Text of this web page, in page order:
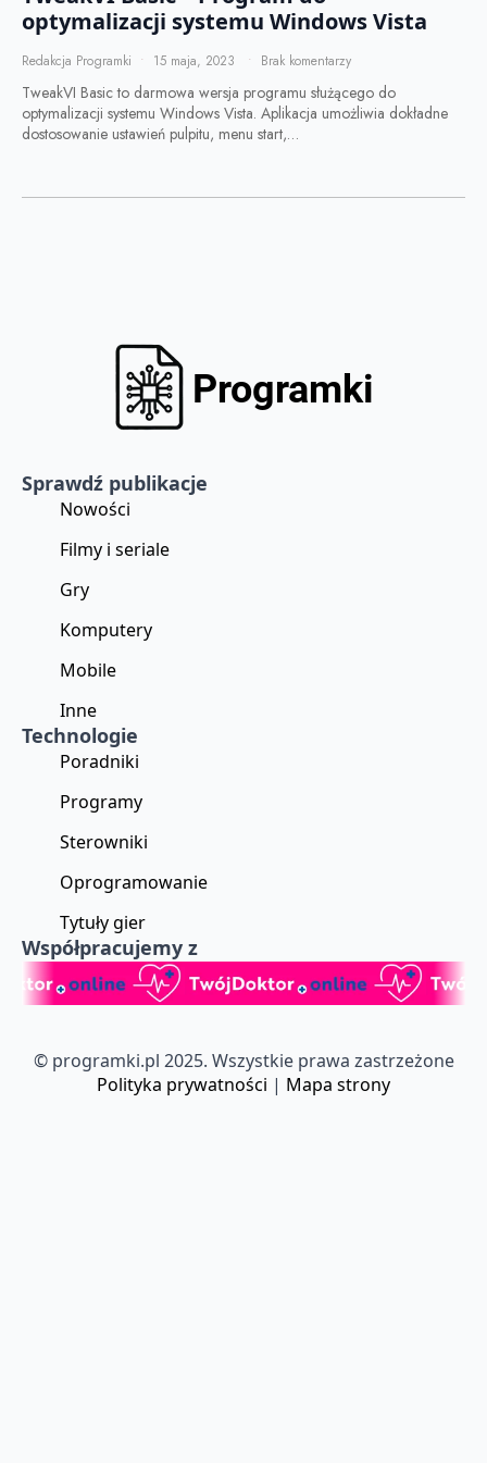
optymalizacji systemu Windows Vista
Redakcja Programki 15 maja, 2023 Brak komentarzy
TweakVI Basic to darmowa wersja programu służącego do
optymalizacji systemu Windows Vista. Aplikacja umożliwia dokładne
dostosowanie ustawień pulpitu, menu start,…
Sprawdź publikacje
Nowości
Filmy i seriale
Gry
Komputery
Mobile
Inne
Technologie
Poradniki
Programy
Sterowniki
Oprogramowanie
Tytuły gier
Współpracujemy z
© programki.pl 2025. Wszystkie prawa zastrzeżone
Polityka prywatności | Mapa strony